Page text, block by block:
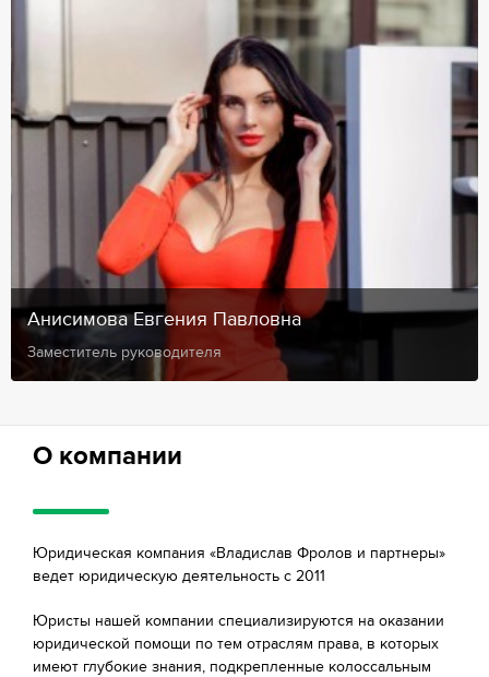
Анисимова Евгения Павловна
Заместитель руководителя
О компании
Юридическая компания «Владислав Фролов и партнеры»
ведет юридическую деятельность с 2011
Юристы нашей компании специализируются на оказании
юридической помощи по тем отраслям права, в которых
имеют глубокие знания, подкрепленные колоссальным